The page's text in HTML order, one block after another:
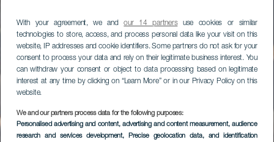
With your agreement, we andour 14 partnersuse cookies or similar
technologies to store, access, and process personal data like your visit on this
website, IP addresses and cookie identifiers. Some partners do not ask for your
consent to process your data and rely on their legitimate business interest. You
can withdraw your consent or object to data processing based on legitimate
interest at any time by clicking on “Learn More” or in our Privacy Policy on this
website.
We and our partners process data for the following purposes:
Personalised advertising and content, advertising and content measurement, audience
research and services development, Precise geolocation data, and identification